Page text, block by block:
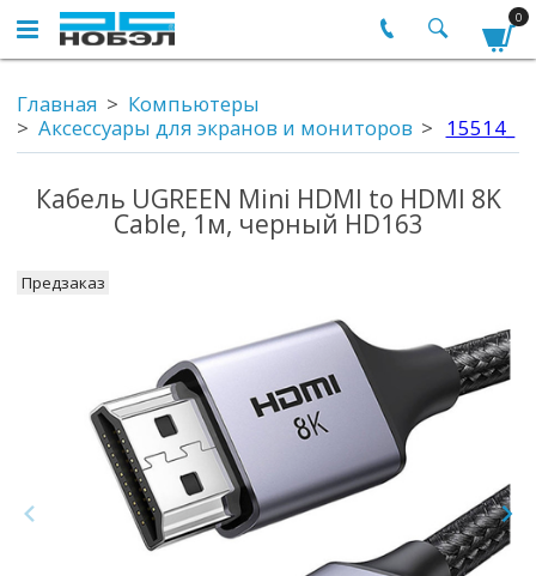
0
Главная
Компьютеры
Аксессуары для экранов и мониторов
15514_
Кабель UGREEN Mini HDMI to HDMI 8K
Cable, 1м, черный HD163
Предзаказ